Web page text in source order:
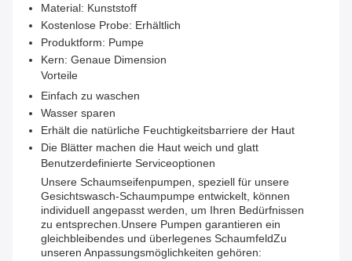
Material: Kunststoff
Kostenlose Probe: Erhältlich
Produktform: Pumpe
Kern: Genaue Dimension
Vorteile
Einfach zu waschen
Wasser sparen
Erhält die natürliche Feuchtigkeitsbarriere der Haut
Die Blätter machen die Haut weich und glatt
Benutzerdefinierte Serviceoptionen
Unsere Schaumseifenpumpen, speziell für unsere
Gesichtswasch-Schaumpumpe entwickelt, können
individuell angepasst werden, um Ihren Bedürfnissen
zu entsprechen.Unsere Pumpen garantieren ein
gleichbleibendes und überlegenes SchaumfeldZu
unseren Anpassungsmöglichkeiten gehören: